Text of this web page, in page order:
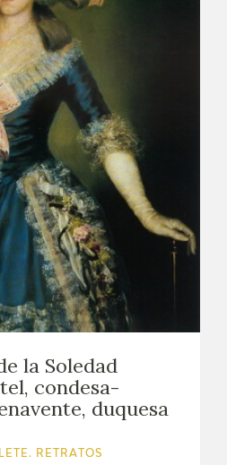
la Soledad
condesa-
duquesa
RETRATOS